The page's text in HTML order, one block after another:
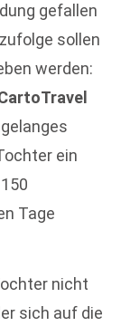
gefallen
sollen
werden:
ein
Tage
nicht
sich auf die